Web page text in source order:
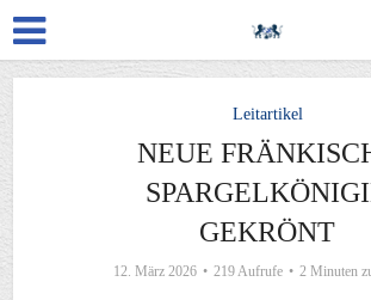
Leitartikel
NEUE
GEKRÖNT
12. März 2026 219 Aufrufe 2 Minuten